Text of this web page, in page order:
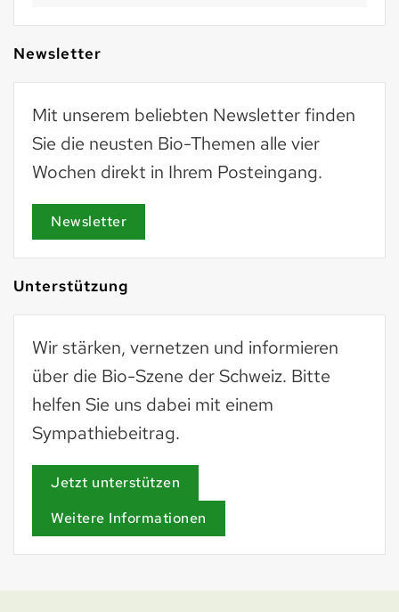
Newsletter
Mit unserem beliebten Newsletter finden
Sie die neusten Bio-Themen alle vier
Wochen direkt in Ihrem Posteingang.
Newsletter
Unterstützung
Wir stärken, vernetzen und informieren
über die Bio-Szene der Schweiz. Bitte
helfen Sie uns dabei mit einem
Sympathiebeitrag.
Jetzt unterstützen
Weitere Informationen